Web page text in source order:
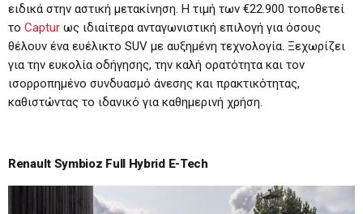
ειδικά στην αστική μετακίνηση. Η τιμή των €22.900 τοποθετεί
το Captur ως ιδιαίτερα ανταγωνιστική επιλογή για όσους
θέλουν ένα ευέλικτο SUV με αυξημένη τεχνολογία. Ξεχωρίζει
για την ευκολία οδήγησης, την καλή ορατότητα και τον
ισορροπημένο συνδυασμό άνεσης και πρακτικότητας,
καθιστώντας το ιδανικό για καθημερινή χρήση.
Renault Symbioz Full Hybrid E-Tech